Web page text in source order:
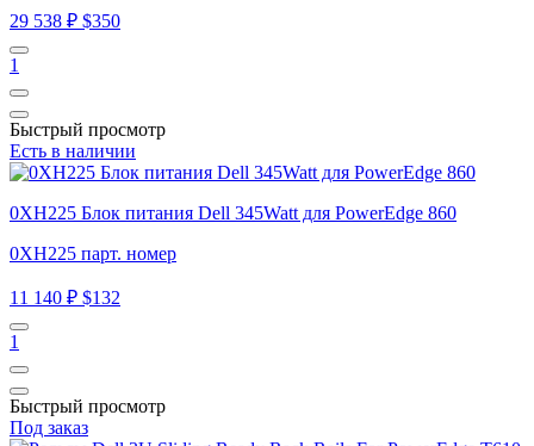
29 538 ₽ $350
1
Быстрый просмотр
Есть в наличии
0XH225 Блок питания Dell 345Watt для PowerEdge 860
0XH225 парт. номер
11 140 ₽ $132
1
Быстрый просмотр
Под заказ